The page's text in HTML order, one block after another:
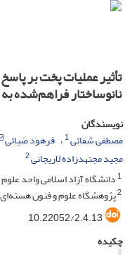
تأثیر عملیات پخت بر
نانوساختار فراهم‌‌شده
نویسندگان
مصطفی شفائی1 فرهود ضیائی
مجید مجتهدزاده لاریجانی2
1دانشگاه آزاد اسلامی واحد
2پژوهشگاه علوم و فنون
10.22052/2.4.13
چکیده